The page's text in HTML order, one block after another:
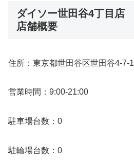
ダイソー世田谷4丁目店
店舗概要
住所：東京都世田谷区世田谷4-7-1
営業時間：9:00-21:00
駐車場台数：0
駐輪場台数：0